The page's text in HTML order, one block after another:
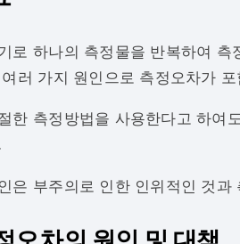
로 하나의 측정물을 반복하여
러 가지 원인으로 측정오차가
한 측정방법을 사용한다고 하여
은 부주의로 인한 인위적인 것